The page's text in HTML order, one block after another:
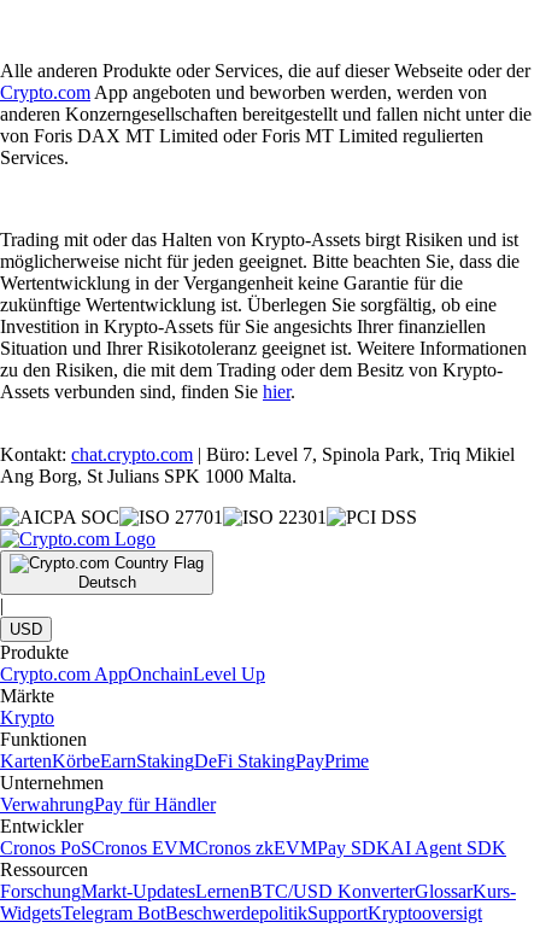
Alle anderen Produkte oder Services, die auf dieser Webseite oder der
Crypto.com App angeboten und beworben werden, werden von
anderen Konzerngesellschaften bereitgestellt und fallen nicht unter die
von Foris DAX MT Limited oder Foris MT Limited regulierten
Services.
Trading mit oder das Halten von Krypto-Assets birgt Risiken und ist
möglicherweise nicht für jeden geeignet. Bitte beachten Sie, dass die
Wertentwicklung in der Vergangenheit keine Garantie für die
zukünftige Wertentwicklung ist. Überlegen Sie sorgfältig, ob eine
Investition in Krypto-Assets für Sie angesichts Ihrer finanziellen
Situation und Ihrer Risikotoleranz geeignet ist. Weitere Informationen
zu den Risiken, die mit dem Trading oder dem Besitz von Krypto-
Assets verbunden sind, finden Sie hier.
Kontakt: chat.crypto.com | Büro: Level 7, Spinola Park, Triq Mikiel
Ang Borg, St Julians SPK 1000 Malta.
Deutsch
|
USD
Produkte
Crypto.com AppOnchainLevel Up
Märkte
Krypto
Funktionen
KartenKörbeEarnStakingDeFi StakingPayPrime
Unternehmen
VerwahrungPay für Händler
Entwickler
Cronos PoSCronos EVMCronos zkEVMPay SDKAI Agent SDK
Ressourcen
ForschungMarkt-UpdatesLernenBTC/USD KonverterGlossarKurs-
WidgetsTelegram BotBeschwerdepolitikSupportKryptooversigt